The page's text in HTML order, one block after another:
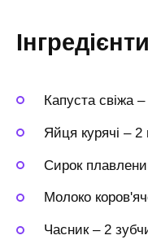
Капуста свіжа –
Яйця курячі – 2
Сирок
Молоко
Часник– 2